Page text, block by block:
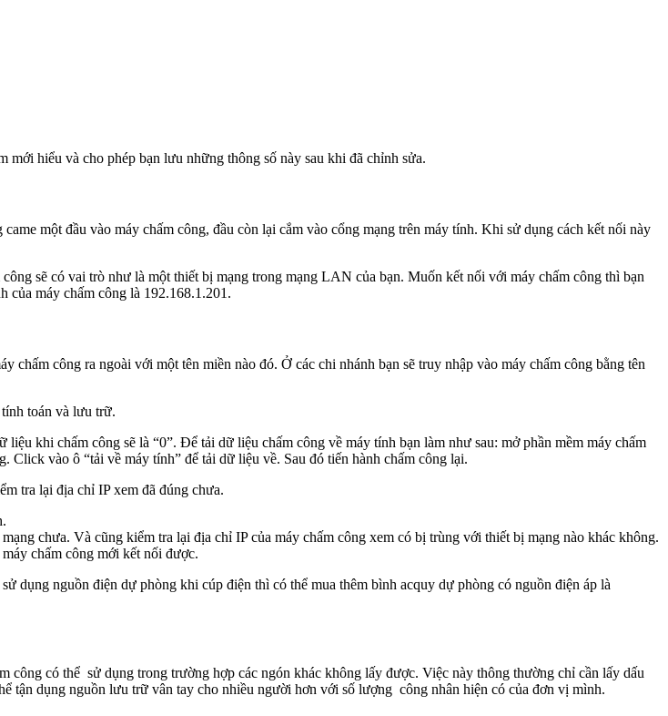
hiểu và cho phép bạn lưu những thông số này sau khi đã chỉnh sửa.
một đầu vào máy chấm công, đầu còn lại cắm vào cổng mạng trên máy tính. Khi sử dụng cách kết nối này
sẽ có vai trò như là một thiết bị mạng trong mạng LAN của bạn. Muốn kết nối với máy chấm công thì bạn
của máy chấm công là 192.168.1.201.
công ra ngoài với một tên miền nào đó. Ở các chi nhánh bạn sẽ truy nhập vào máy chấm công bằng tên
toán và lưu trữ.
khi chấm công sẽ là “0”. Để tải dữ liệu chấm công về máy tính bạn làm như sau: mở phần mềm máy chấm
vào ô “tải về máy tính” để tải dữ liệu về. Sau đó tiến hành chấm công lại.
tra lại địa chỉ IP xem đã đúng chưa.
chưa. Và cũng kiểm tra lại địa chỉ IP của máy chấm công xem có bị trùng với thiết bị mạng nào khác không.
chấm công mới kết nối được.
dụng nguồn điện dự phòng khi cúp điện thì có thể mua thêm bình acquy dự phòng có nguồn điện áp là
công có thể sử dụng trong trường hợp các ngón khác không lấy được. Việc này thông thường chỉ cần lấy dấu
tận dụng nguồn lưu trữ vân tay cho nhiều người hơn với số lượng công nhân hiện có của đơn vị mình.